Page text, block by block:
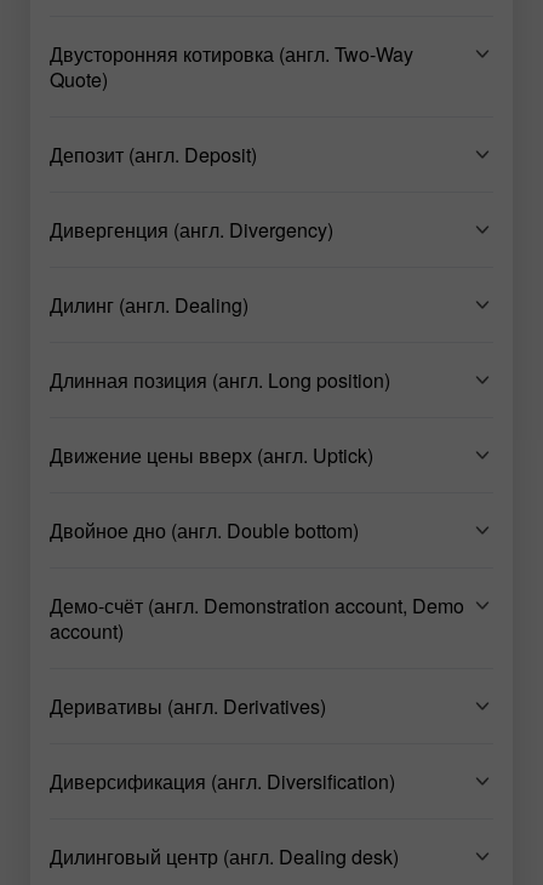
Двусторонняя котировка (англ. Two-Way
Quote)
Депозит (англ. Deposit)
Дивергенция (англ. Divergency)
Дилинг (англ. Dealing)
Длинная позиция (англ. Long position)
Движение цены вверх (англ. Uptick)
Двойное дно (англ. Double bottom)
Демо-счёт (англ. Demonstration account, Demo
account)
Деривативы (англ. Derivatives)
Диверсификация (англ. Diversification)
Дилинговый центр (англ. Dealing desk)